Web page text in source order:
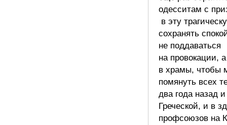
одесситам с
в эту
сохранять
не поддаваться
на провокации,
в храмы, чтобы
помянуть всех
два года назад
Греческой, и в
профсоюзов на